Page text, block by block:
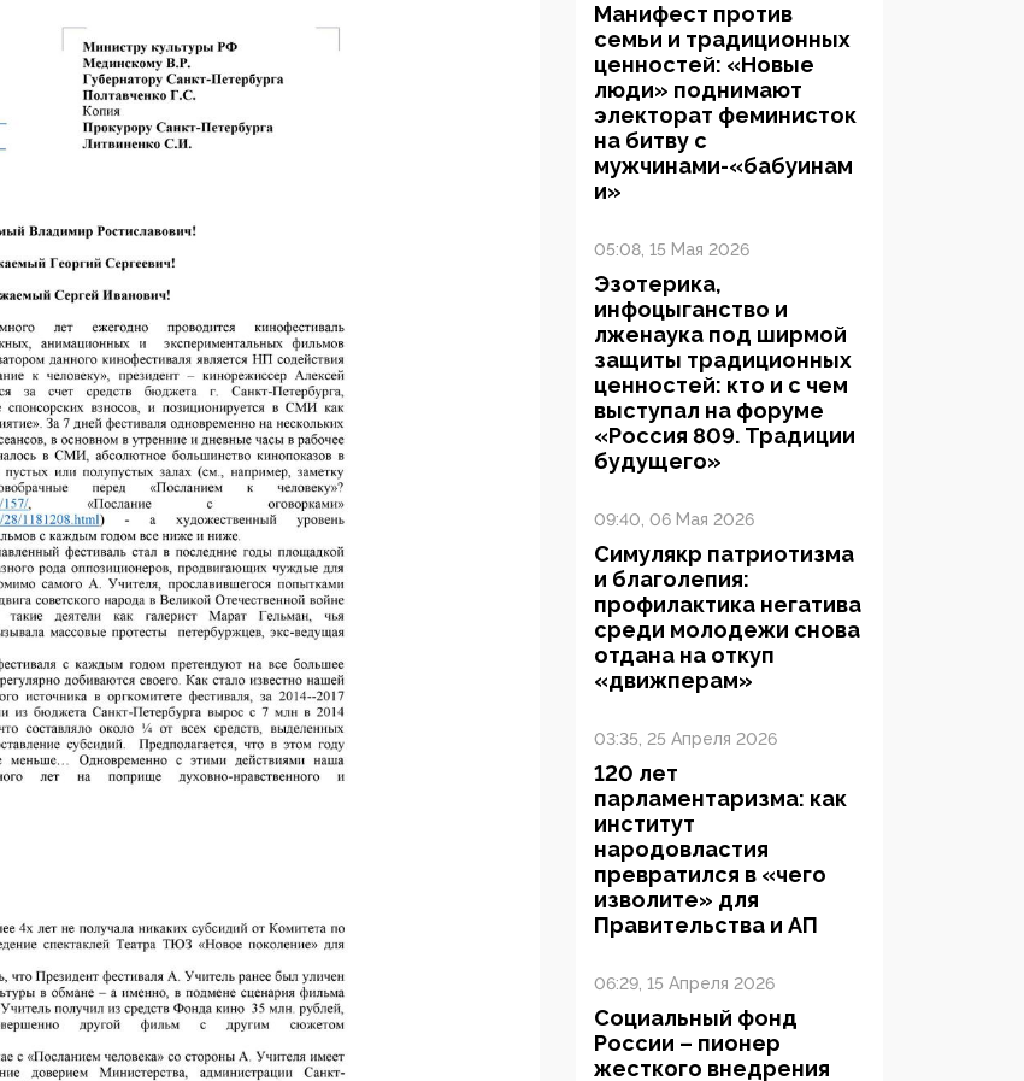
Манифест против
семьи и традиционных
ценностей: «Новые
люди» поднимают
электорат феминисток
на битву с
мужчинами-«бабуинам
и»
05:08, 15 Мая 2026
Эзотерика,
инфоцыганство и
лженаука под ширмой
защиты традиционных
ценностей: кто и с чем
выступал на форуме
«Россия 809. Традиции
будущего»
09:40, 06 Мая 2026
Симулякр патриотизма
и благолепия:
профилактика негатива
среди молодежи снова
отдана на откуп
«движперам»
03:35, 25 Апреля 2026
120 лет
парламентаризма: как
институт
народовластия
превратился в «чего
изволите» для
Правительства и АП
06:29, 15 Апреля 2026
Социальный фонд
России – пионер
жесткого внедрения